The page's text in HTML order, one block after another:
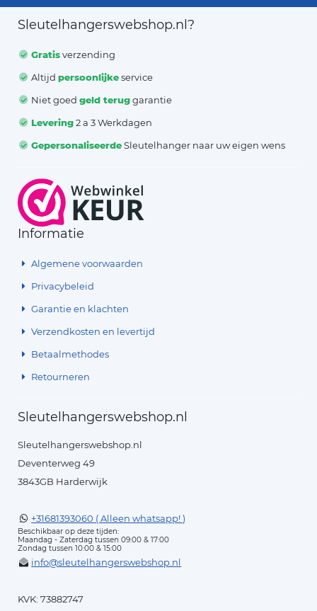
Sleutelhangerswebshop.nl?
Gratisverzending
Altijdpersoonlijkeservice
Niet goedgeld teruggarantie
Levering2 a 3 Werkdagen
GepersonaliseerdeSleutelhanger naar uw eigen wens
Informatie
Algemene voorwaarden
Privacybeleid
Garantie en klachten
Verzendkosten en levertijd
Betaalmethodes
Retourneren
Sleutelhangerswebshop.nl
Sleutelhangerswebshop.nl
Deventerweg 49
3843GB Harderwijk
+31681393060 ( Alleen whatsapp! )
Beschikbaar op deze tijden:
Maandag - Zaterdag tussen 09:00 & 17:00
Zondag tussen 10:00 & 15:00
info@sleutelhangerswebshop.nl
KVK: 73882747